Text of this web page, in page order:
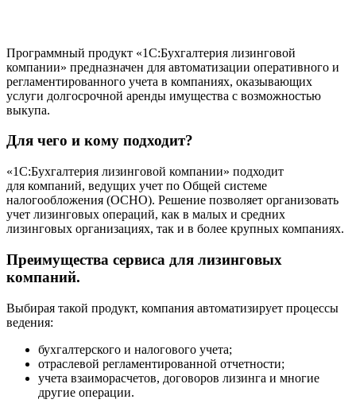
Программный продукт «1C:Бухгалтерия лизинговой
компании» предназначен для автоматизации оперативного и
регламентированного учета в компаниях, оказывающих
услуги долгосрочной аренды имущества с возможностью
выкупа.
Для чего и кому подходит?
«1C:Бухгалтерия лизинговой компании» подходит
для компаний, ведущих учет по Общей системе
налогообложения (ОСНО). Решение позволяет организовать
учет лизинговых операций, как в малых и средних
лизинговых организациях, так и в более крупных компаниях.
Преимущества сервиса для лизинговых
компаний.
Выбирая такой продукт, компания автоматизирует процессы
ведения:
бухгалтерского и налогового учета;
отраслевой регламентированной отчетности;
учета взаиморасчетов, договоров лизинга и многие
другие операции.